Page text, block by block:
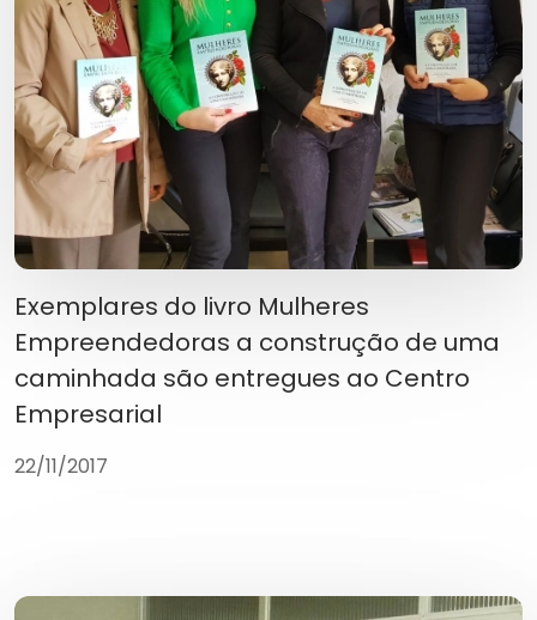
Exemplares do livro Mulheres
Empreendedoras a construção de uma
caminhada são entregues ao Centro
Empresarial
22/11/2017